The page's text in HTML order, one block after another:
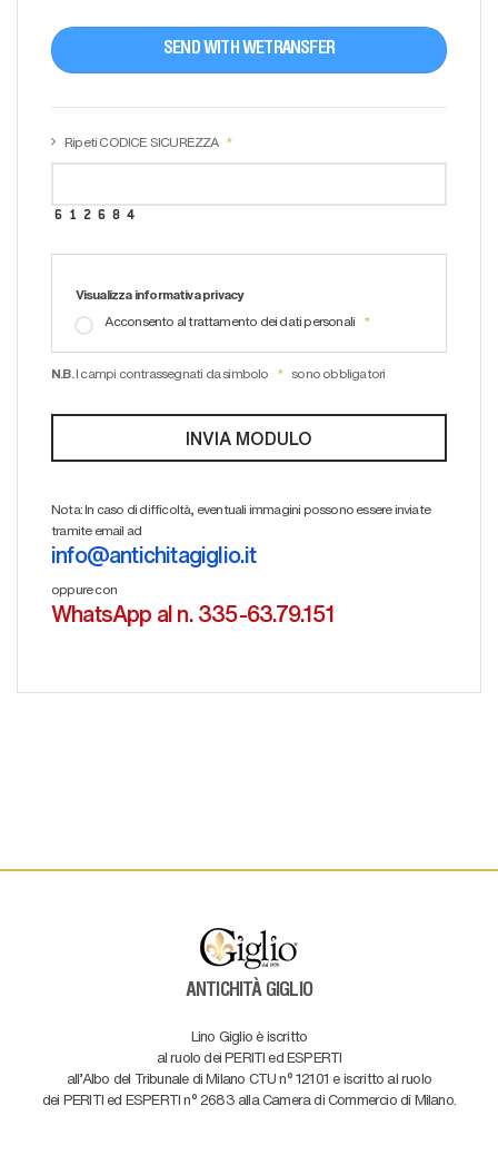
SEND WITH WETRANSFER
Ripeti CODICE SICUREZZA
Visualizza informativa privacy
Acconsento al trattamento dei dati personali
N.B. I campi contrassegnati da simbolo sono obbligatori
Nota: In caso di difficoltà, eventuali immagini possono essere inviate
tramite email ad
info@antichitagiglio.it
oppure con
WhatsApp al n. 335-63.79.151
ANTICHITÀ GIGLIO
Lino Giglio è iscritto
al ruolo dei PERITI ed ESPERTI
all'Albo del Tribunale di Milano CTU n° 12101 e iscritto al ruolo
dei PERITI ed ESPERTI n° 2683 alla Camera di Commercio di Milano.